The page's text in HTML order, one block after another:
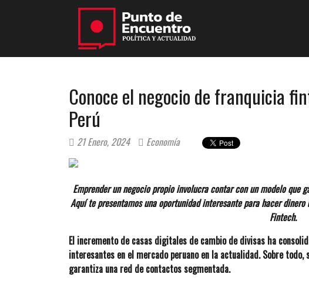
Conoce el negocio de franquicia
Perú
21 Enero, 2024 Economía
Emprender un negocio propio involucra contar con un modelo que
Aquí te presentamos una oportunidad interesante para hacer
Fintech.
El incremento de casas digitales de cambio de divisas ha
interesantes en el mercado peruano en la actualidad. Sobre
garantiza una red de contactos segmentada.